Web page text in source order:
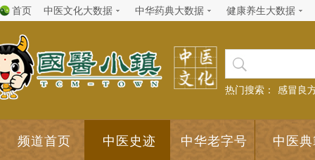
首页 中医文化大数据 中华药典大数据 健康养生大数据
热门搜索： 感冒良
频道首页 中医史迹 中华老字号 中医